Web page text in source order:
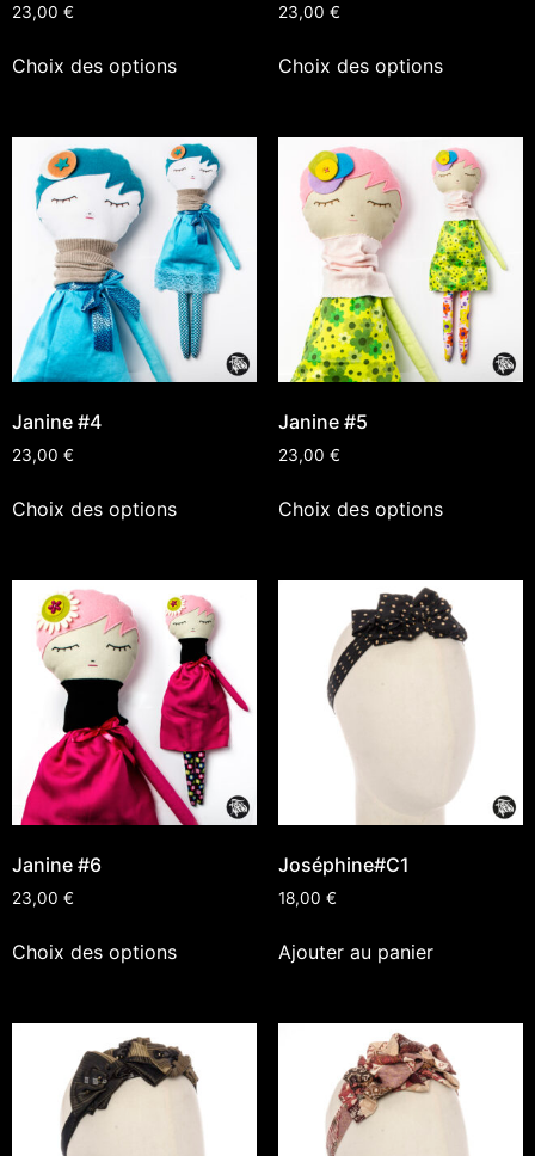
23,00 €
Choix des options
23,00 €
Choix des options
Janine #4
23,00 €
Choix des options
Janine #5
23,00 €
Choix des options
Janine #6
23,00 €
Choix des options
Joséphine#C1
18,00 €
Ajouter au panier